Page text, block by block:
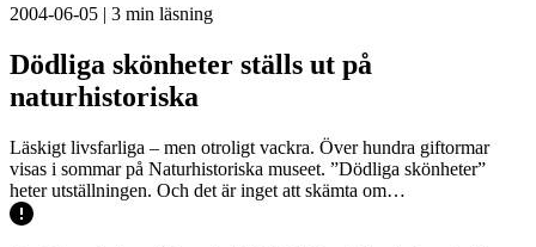
2004-06-05 | 3 min läsning
Dödliga skönheter ställs ut på
naturhistoriska
Läskigt livsfarliga – men otroligt vackra. Över hundra giftormar
visas i sommar på Naturhistoriska museet. ”Dödliga skönheter”
heter utställningen. Och det är inget att skämta om…